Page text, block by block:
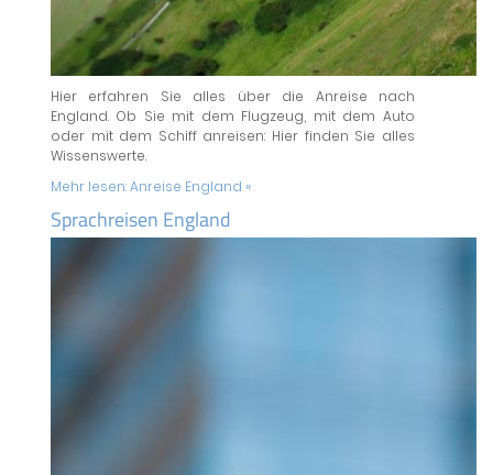
Hier erfahren Sie alles über die Anreise nach
England. Ob Sie mit dem Flugzeug, mit dem Auto
oder mit dem Schiff anreisen: Hier finden Sie alles
Wissenswerte.
Mehr lesen:Anreise England »
Sprachreisen England